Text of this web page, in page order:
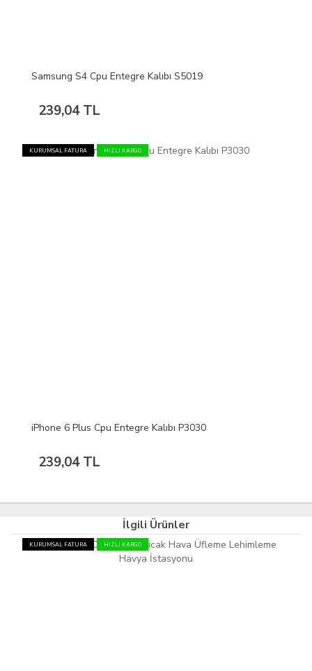
Samsung S4 Cpu Entegre Kalıbı S5019
239,04 TL
KURUMSAL FATURA HIZLI KARGO
iPhone 6 Plus Cpu Entegre Kalıbı P3030
239,04 TL
İlgili Ürünler
KURUMSAL FATURA HIZLI KARGO